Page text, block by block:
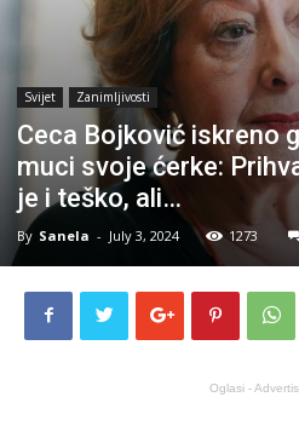
Svijet Zanimljivosti
Ceca Bojković iskreno
muci svoje ćerke:
je i teško, ali…
By Sanela - July 3, 2024 1273
Oglasi -